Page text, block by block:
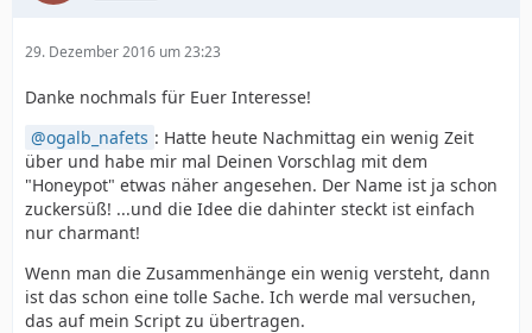
29. Dezember 2016 um 23:23
Danke nochmals für Euer Interesse!
ogalb_nafets : Hatte heute Nachmittag ein wenig Zeit
über und habe mir mal Deinen Vorschlag mit dem
"Honeypot" etwas näher angesehen. Der Name ist ja schon
zuckersüß! ...und die Idee die dahinter steckt ist einfach
nur charmant!
Wenn man die Zusammenhänge ein wenig versteht, dann
ist das schon eine tolle Sache. Ich werde mal versuchen,
das auf mein Script zu übertragen.